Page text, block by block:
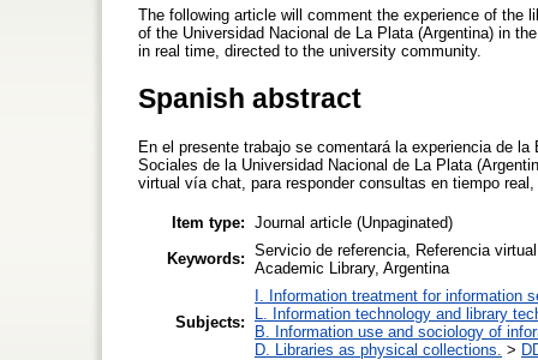
The following article will comment the experience of the
of the Universidad Nacional de La Plata (Argentina) in
in real time, directed to the university community.
Spanish abstract
En el presente trabajo se comentará la experiencia de
Sociales de la Universidad Nacional de La Plata
virtual vía chat, para responder consultas en tiempo
Item type: Journal article (Unpaginated)
Keywords: Servicio de referencia, Referencia
Academic Library, Argentina
Subjects:
I. Information treatment for information
L. Information technology and library
B. Information use and sociology of
D. Libraries as physical collections. >